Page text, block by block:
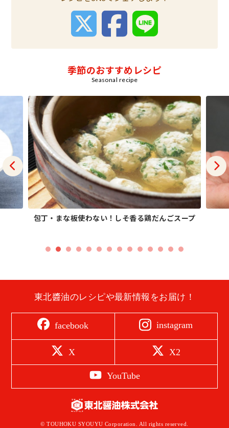
季節のおすすめレシピ
Seasonal recipe
包丁・まな板使わない！しそ香る鶏だんごスープ
東北醬油のレシピや最新情報をお届け！
facebook instagram
X X2
YouTube
© TOUHOKU SYOUYU Corporation. All rights reserved.